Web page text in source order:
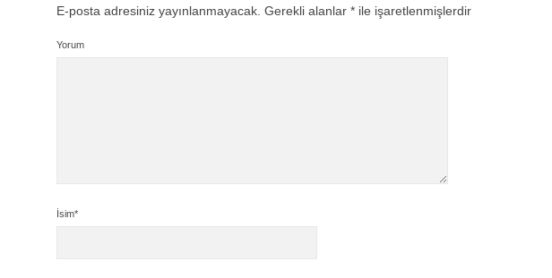
E-posta adresiniz yayınlanmayacak. Gerekli alanlar * ile işaretlenmişlerdir
Yorum
İsim*